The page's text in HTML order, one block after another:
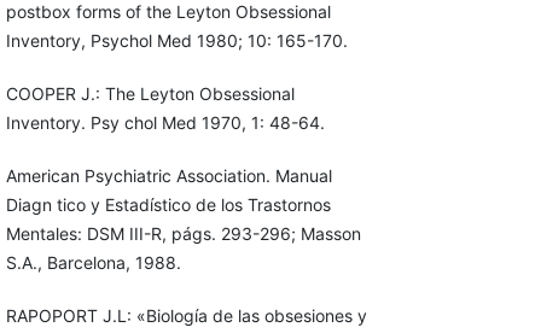
postbox forms of the Leyton Obsessional
Inventory, Psychol Med 1980; 10: 165-170.
COOPER J.: The Leyton Obsessional
Inventory. Psy chol Med 1970, 1: 48-64.
American Psychiatric Association. Manual
Diagn tico y Estadístico de los Trastornos
Mentales: DSM III-R, págs. 293-296; Masson
S.A., Barcelona, 1988.
RAPOPORT J.L: «Biología de las obsesiones y